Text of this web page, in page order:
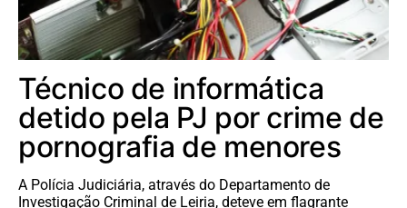
Técnico de informática
detido pela PJ por crime de
pornografia de menores
A Polícia Judiciária, através do Departamento de
Investigação Criminal de Leiria, deteve em flagrante